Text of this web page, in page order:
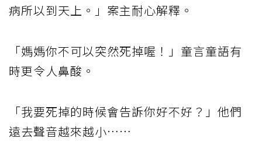
病所以到天上。」案主耐心解釋。
「媽媽你不可以突然死掉喔！」童言童語有
時更令人鼻酸。
「我要死掉的時候會告訴你好不好？」他們
遠去聲音越來越小……